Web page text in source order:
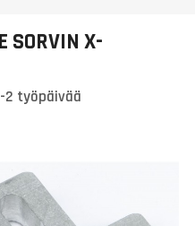
SORVIN X-
2 työpäivää